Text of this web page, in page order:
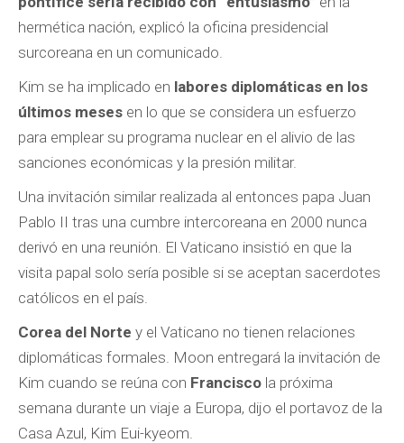
hermética nación, explicó la oficina presidencial
surcoreana en un comunicado.
Kim se ha implicado en labores diplomáticas en los
últimos meses en lo que se considera un esfuerzo
para emplear su programa nuclear en el alivio de las
sanciones económicas y la presión militar.
Una invitación similar realizada al entonces papa Juan
Pablo II tras una cumbre intercoreana en 2000 nunca
derivó en una reunión. El Vaticano insistió en que la
visita papal solo sería posible si se aceptan sacerdotes
católicos en el país.
Corea del Norte y el Vaticano no tienen relaciones
diplomáticas formales. Moon entregará la invitación de
Kim cuando se reúna con Francisco la próxima
semana durante un viaje a Europa, dijo el portavoz de la
Casa Azul, Kim Eui-kyeom.